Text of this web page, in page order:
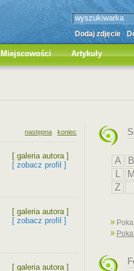
Dodaj zdjęcie
Miejscowości Artykuły
następna koniec
[ galeria autora ]
[ zobacz profil ]
[ galeria autora ]
[ zobacz profil ]
[ galeria autora ]
A
B
L
Z